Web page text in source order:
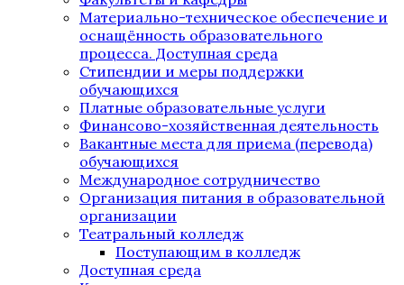
Материально-техническое обеспечение и
оснащённость образовательного
процесса. Доступная среда
Стипендии и меры поддержки
обучающихся
Платные образовательные услуги
Финансово-хозяйственная деятельность
Вакантные места для приема (перевода)
обучающихся
Международное сотрудничество
Организация питания в образовательной
организации
Театральный колледж
Поступающим в колледж
Доступная среда